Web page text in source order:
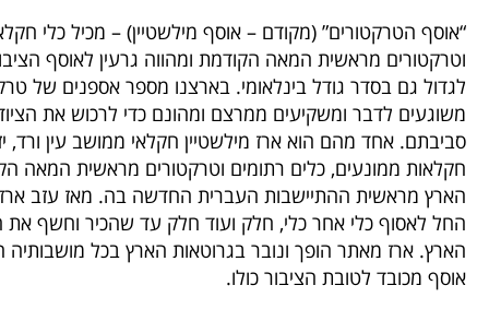
“אוסף הטרקטורים” (מקודם – אוסף מילשטיין) – מכיל כלי
וטרקטורים מראשית המאה הקודמת ומהווה גרעין לאוסף
לגדול גם בסדר גודל בינלאומי. בארצנו מספר אספנים של
משוגעים לדבר ומשקיעים ממרצם ומהונם כדי לרכוש את
סביבתם. אחד מהם הוא ארז מילשטיין חקלאי ממושב עין ורד,
חקלאות ממונעים, כלים רתומים וטרקטורים מראשית המאה
הארץ מראשית ההתיישבות העברית החדשה בה. מאז עזב
החל לאסוף כלי אחר כלי, חלק ועוד חלק עד שהכיר וחשף את
הארץ. ארז מאתר הופך ונובר בגרוטאות הארץ בכל מושבותיה
אוסף מכובד לטובת הציבור כולו.